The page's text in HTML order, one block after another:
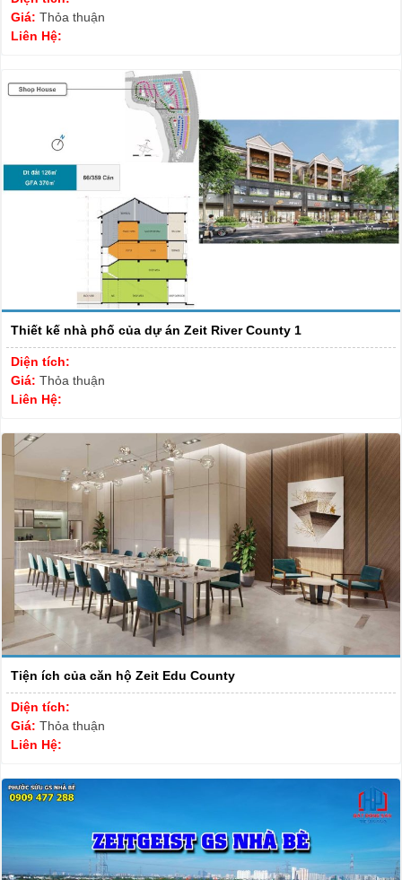
Giá: Thỏa thuận
Liên Hệ:
Thiết kế nhà phố của dự án Zeit River County 1
Diện tích:
Giá: Thỏa thuận
Liên Hệ:
Tiện ích của căn hộ Zeit Edu County
Diện tích:
Giá: Thỏa thuận
Liên Hệ: